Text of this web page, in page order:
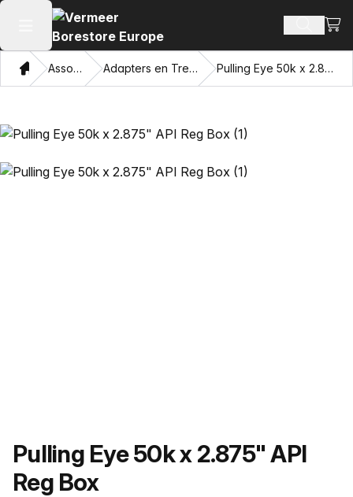
Hoofdmenu openen Zoek
Thuis Assortiment Adapters en Trekkende Ogen Pulling Eye 50k x 2.875" API Reg Box
Productnaam
Pulling Eye 50k x 2.875" API
Reg Box